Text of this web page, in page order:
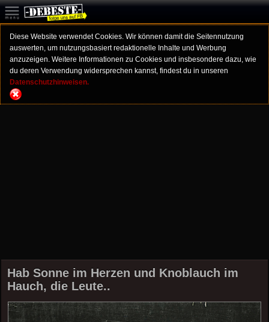
Diese Website verwendet Cookies. Wir können damit die Seitennutzung
auswerten, um nutzungsbasiert redaktionelle Inhalte und Werbung
anzuzeigen. Weitere Informationen zu Cookies und insbesondere dazu, wie
du deren Verwendung widersprechen kannst, findest du in unseren
Datenschutzhinweisen.
Hab Sonne im Herzen und Knoblauch im
Hauch, die Leute..